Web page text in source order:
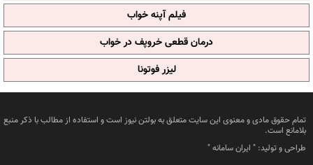
فیلم آپنه خواب
درمان قطعی خروپف در خواب
لیزر فوتونا
تمام حقوق مادی و معنوی این سایت متعلق به بولتن نیوز است و استفاده از مطالب با ذکر منبع
بلامانع است.
طراحی و تولید: " ایران سامانه"